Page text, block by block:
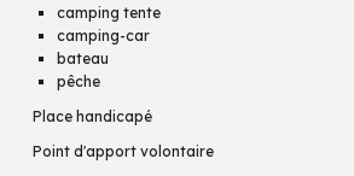
camping tente
camping-car
bateau
pêche
Place handicapé
Point d'apport volontaire